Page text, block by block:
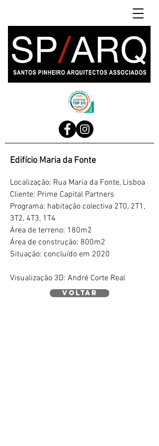
Edifício Maria da Fonte
Localização: Rua Maria da Fonte, Lisboa
Cliente: Prime Capital Partners
Programa: habitação colectiva 2T0, 2T1,
3T2, 4T3, 1T4
Área de terreno: 180m2
Área de construção: 800m2
Situação: concluído em 2020
Visualização 3D: André Corte Real
voltar